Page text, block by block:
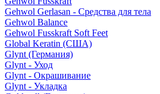
Gehwol Gerlasan - Средства для тела
Gehwol Balance
Gehwol Fusskraft Soft Feet
Global Keratin (США)
Glynt (Германия)
Glynt - Уход
Glynt - Окрашивание
Glynt - Укладка